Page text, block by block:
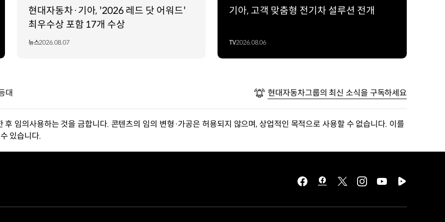
현대자동차·기아, '2026 레드 닷 어워드'
최우수상 포함 17개 수상
뉴스2026.08.07
기아, 고객 맞춤형 전기차 설루션 전개
TV2026.08.06
대 현대자동차그룹의 최신 소식을 구독하세요
임의사용하는 것을 금합니다. 콘텐츠의 임의 변형·가공은 허용되지 않으며, 상업적인 목적으로 사용할 수 없습니다. 이를
있습니다.
facebook
hmg
facebook
twitterinstagramyoutubenaver